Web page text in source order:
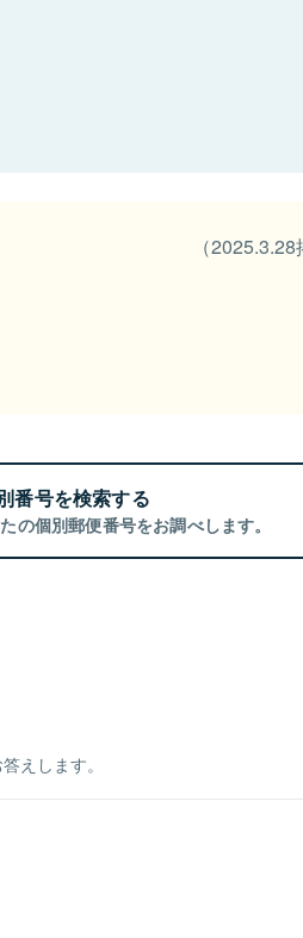
（2025.3.28
番号を検索する
の個別郵便番号をお調べします。
えします。